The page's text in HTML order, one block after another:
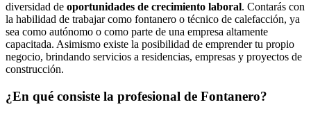
diversidad de oportunidades de crecimiento laboral. Contarás con
la habilidad de trabajar como fontanero o técnico de calefacción, ya
sea como autónomo o como parte de una empresa altamente
capacitada. Asimismo existe la posibilidad de emprender tu propio
negocio, brindando servicios a residencias, empresas y proyectos de
construcción.
¿En qué consiste la profesional de Fontanero?